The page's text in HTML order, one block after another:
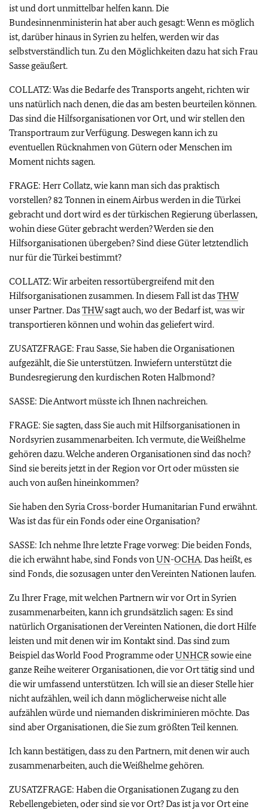
ist und dort unmittelbar helfen kann. Die
Bundesinnenministerin hat aber auch gesagt: Wenn es möglich
ist, darüber hinaus in Syrien zu helfen, werden wir das
selbstverständlich tun. Zu den Möglichkeiten dazu hat sich Frau
Sasse geäußert.
COLLATZ: Was die Bedarfe des Transports angeht, richten wir
uns natürlich nach denen, die das am besten beurteilen können.
Das sind die Hilfsorganisationen vor Ort, und wir stellen den
Transportraum zur Verfügung. Deswegen kann ich zu
eventuellen Rücknahmen von Gütern oder Menschen im
Moment nichts sagen.
FRAGE: Herr Collatz, wie kann man sich das praktisch
vorstellen? 82 Tonnen in einem Airbus werden in die Türkei
gebracht und dort wird es der türkischen Regierung überlassen,
wohin diese Güter gebracht werden? Werden sie den
Hilfsorganisationen übergeben? Sind diese Güter letztendlich
nur für die Türkei bestimmt?
COLLATZ: Wir arbeiten ressortübergreifend mit den
Hilfsorganisationen zusammen. In diesem Fall ist dasTHW
unser Partner. DasTHWsagt auch, wo der Bedarf ist, was wir
transportieren können und wohin das geliefert wird.
ZUSATZFRAGE: Frau Sasse, Sie haben die Organisationen
aufgezählt, die Sie unterstützen. Inwiefern unterstützt die
Bundesregierung den kurdischen Roten Halbmond?
SASSE: Die Antwort müsste ich Ihnen nachreichen.
FRAGE: Sie sagten, dass Sie auch mit Hilfsorganisationen in
Nordsyrien zusammenarbeiten. Ich vermute, die Weißhelme
gehören dazu. Welche anderen Organisationen sind das noch?
Sind sie bereits jetzt in der Region vor Ort oder müssten sie
auch von außen hineinkommen?
Sie haben den Syria Cross-border Humanitarian Funderwähnt.
Was ist das für ein Fonds oder eine Organisation?
SASSE: Ich nehme Ihre letzte Frage vorweg: Die beiden Fonds,
die ich erwähnt habe, sind Fonds vonUN-OCHA. Das heißt, es
sind Fonds, die sozusagen unter den Vereinten Nationen laufen.
Zu Ihrer Frage, mit welchen Partnern wir vor Ort in Syrien
zusammenarbeiten, kann ich grundsätzlich sagen: Es sind
natürlich Organisationen der Vereinten Nationen, die dort Hilfe
leisten und mit denen wir im Kontakt sind. Das sind zum
Beispiel das World Food Programme oderUNHCRsowie eine
ganze Reihe weiterer Organisationen, die vor Ort tätig sind und
die wir umfassend unterstützen. Ich will sie an dieser Stelle hier
nicht aufzählen, weil ich dann möglicherweise nicht alle
aufzählen würde und niemanden diskriminieren möchte. Das
sind aber Organisationen, die Sie zum größten Teil kennen.
Ich kann bestätigen, dass zu den Partnern, mit denen wir auch
zusammenarbeiten, auch die Weißhelme gehören.
ZUSATZFRAGE: Haben die Organisationen Zugang zu den
Rebellengebieten, oder sind sie vor Ort? Das ist ja vor Ort eine